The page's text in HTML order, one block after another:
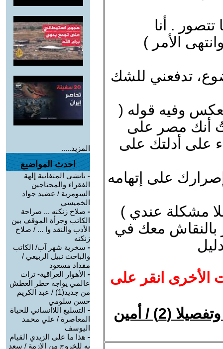
. أنا
الأمر )
تدفعني للشك
وفيه قوله (
أنك مصر على
على أدلتك على
على إتهامه
مشكلة عندي )
بالنقاش معك في
الأخرى انقر على
المؤمن، المُغيَّب والمغيَّب جملة وتفصيلا (2) / أمين
المزيد.....
احدث المواضيع
- نانشي المتفانية إلهة
الفقراء والمحتاجين
السومرية / عضيد جواد
الخميسي
- صلاح زنكنه ... صراحة
الكاتب وجرأة الموقف بين
الأدب والنقد وا ... / صلاح
زنكنه
- سخرية شهر آب/ الكاتب
والباحث نبيل الربيعي /
مقداد مسعود
- الأهوار العراقية- تراث
عالمي يواجه خطر العطش
من جديد(1) / عبد الكريم
حسن سلومي
- التسليع اللاانساني للحياة
المعاصرة / علي محمد
اليوسف
- هذا ما على الزيدي القيام
به للخروج من الازمة / سعد